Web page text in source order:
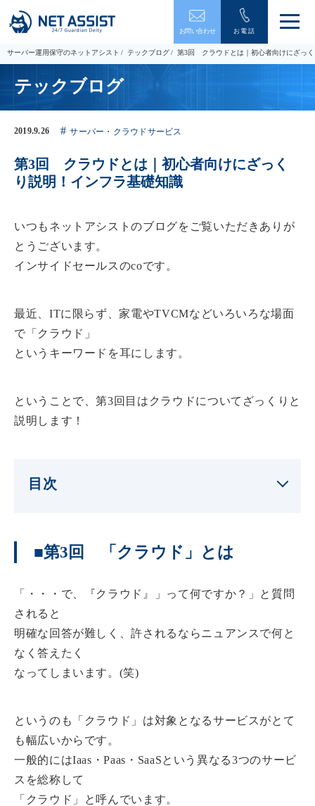
お問い合わせ お電話
メ
ュ
ー
サーバー運用保守のネットアシスト テックブログ 第3回 クラウドとは｜初心者向けにざっ
テックブログ
2019.9.26 サーバー・クラウドサービス
第3回 クラウドとは｜初心者向けにざっく
り説明！インフラ基礎知識
いつもネットアシストのブログをご覧いただきありが
とうございます。
インサイドセールスのcoです。
最近、ITに限らず、家電やTVCMなどいろいろな場面
で「クラウド」
というキーワードを耳にします。
ということで、第3回目はクラウドについてざっくりと
説明します！
目次
■第3回 「クラウド」とは
「・・・で、『クラウド』」って何ですか？」と質問
されると
明確な回答が難しく、許されるならニュアンスで何と
なく答えたく
なってしまいます。(笑)
というのも「クラウド」は対象となるサービスがとて
も幅広いからです。
一般的にはIaas・Paas・SaaSという異なる3つのサービ
スを総称して
「クラウド」と呼んでいます。